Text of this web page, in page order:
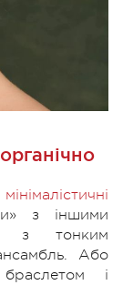
мінімалістичні
з іншими
з тонким
Або
і